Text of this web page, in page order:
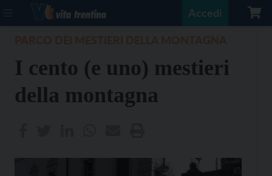
Accedi
I cento (e uno) mestieri
della montagna